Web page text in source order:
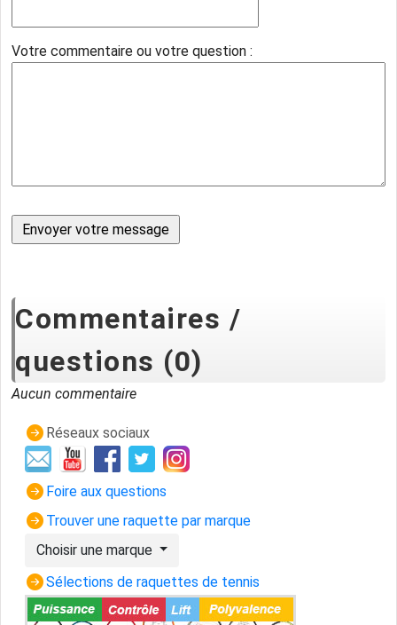
Votre commentaire ou votre question :
Commentaires /
questions (0)
Aucun commentaire
Réseaux sociaux
Foire aux questions
Trouver une raquette par marque
Choisir une marque
Sélections de raquettes de tennis